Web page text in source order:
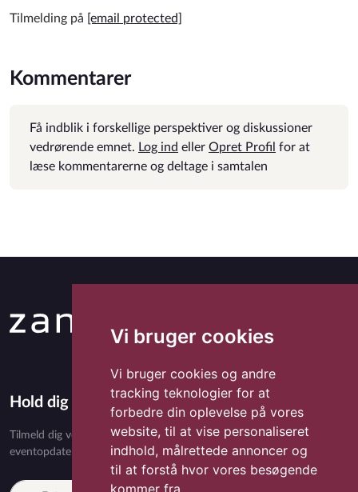
Vi bruger cookies
Vi bruger cookies og andre
tracking teknologier for at
forbedre din oplevelse på vores
website, til at vise personaliseret
indhold, målrettede annoncer og
til at forstå hvor vores besøgende
kommer fra.
Tilmelding på [email protected]
Kommentarer
Få indblik i forskellige perspektiver og diskussioner
vedrørende emnet. Log ind eller Opret Profil for at
læse kommentarerne og deltage i samtalen
Hold dig opdateret med Zandora
Tilmeld dig vores nyhedsbrev og få eksklusivt indhold, nyheder,
eventopdateringer og særlige tilbud direkte i din indbakke.